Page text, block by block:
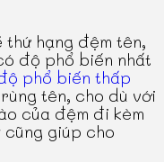
hạng đệm tên,
độ phổ biến nhất
phổ biến thấp
tên, cho dù với
của đệm đi kèm
giúp cho